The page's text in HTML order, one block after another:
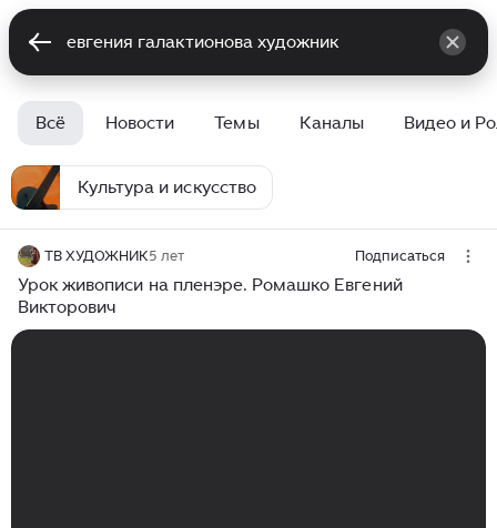
Всё Новости Темы Каналы Видео и
Культура и искусство
ТВ ХУДОЖНИК5 лет Подписаться
Урок живописи на пленэре. Ромашко Евгений
Викторович